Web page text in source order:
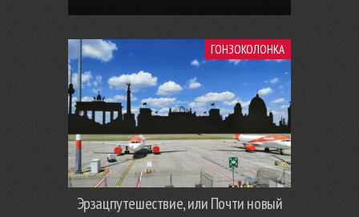
ГОНЗОКОЛОНКА
Эрзацпутешествие, или Почти новый